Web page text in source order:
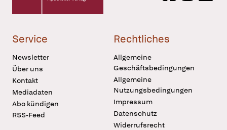
Service
Newsletter
Über uns
Kontakt
Mediadaten
Abo kündigen
RSS-Feed
Rechtliches
Allgemeine
Geschäftsbedingungen
Allgemeine
Nutzungsbedingungen
Impressum
Datenschutz
Widerrufsrecht